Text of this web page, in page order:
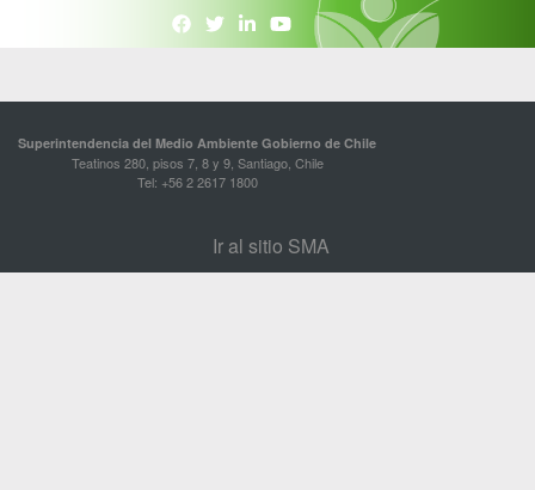
Superintendencia del Medio Ambiente Gobierno de Chile
Teatinos 280, pisos 7, 8 y 9, Santiago, Chile
Tel: +56 2 2617 1800
Ir al sitio SMA